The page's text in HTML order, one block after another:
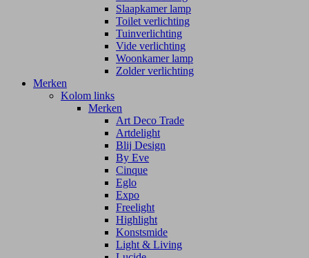
Slaapkamer lamp
Toilet verlichting
Tuinverlichting
Vide verlichting
Woonkamer lamp
Zolder verlichting
Merken
Kolom links
Merken
Art Deco Trade
Artdelight
Blij Design
By Eve
Cinque
Eglo
Expo
Freelight
Highlight
Konstsmide
Light & Living